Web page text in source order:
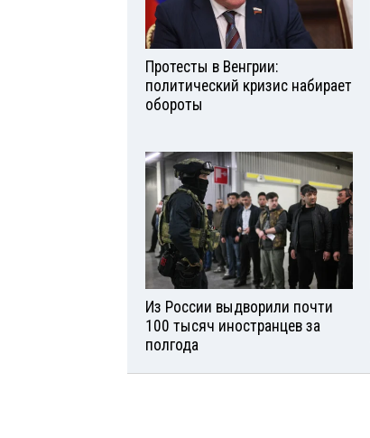
Протесты в Венгрии:
политический кризис набирает
обороты
Из России выдворили почти
100 тысяч иностранцев за
полгода